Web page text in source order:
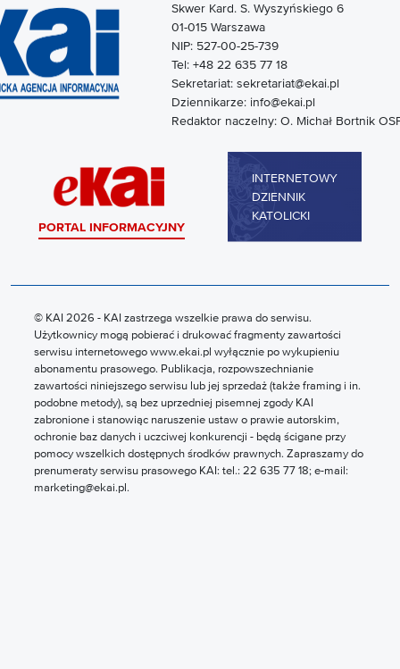
Skwer Kard. S. Wyszyńskiego 6
01-015 Warszawa
NIP: 527-00-25-739
Tel: +48 22 635 77 18
Sekretariat: sekretariat@ekai.pl
Dziennikarze: info@ekai.pl
Redaktor naczelny: O. Michał Bortnik
PORTAL INFORMACYJNY
INTERNETOWY
DZIENNIK
KATOLICKI
© KAI 2026 - KAI zastrzega wszelkie prawa do serwisu.
Użytkownicy mogą pobierać i drukować fragmenty zawartości
serwisu internetowego www.ekai.pl wyłącznie po wykupieniu
abonamentu prasowego. Publikacja, rozpowszechnianie
zawartości niniejszego serwisu lub jej sprzedaż (także framing i in.
podobne metody), są bez uprzedniej pisemnej zgody KAI
zabronione i stanowiąc naruszenie ustaw o prawie autorskim,
ochronie baz danych i uczciwej konkurencji - będą ścigane przy
pomocy wszelkich dostępnych środków prawnych. Zapraszamy do
prenumeraty serwisu prasowego KAI: tel.: 22 635 77 18; e-mail:
marketing@ekai.pl.